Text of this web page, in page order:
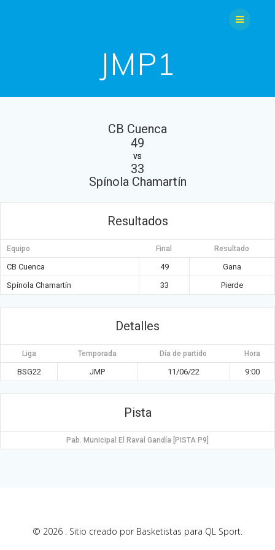
JMP1
CB Cuenca
49
vs
33
Spínola Chamartín
Resultados
Equipo Final Resultado
CB Cuenca 49
Gana
Spínola Chamartín
33 Pierde
Detalles
Liga Temporada Día de partido Hora
BSG22 JMP 11/06/22 9:00
Pista
Pab. Municipal El Raval Gandía [PISTA P9]
© 2026 . Sitio creado por Basketistas para QL Sport.